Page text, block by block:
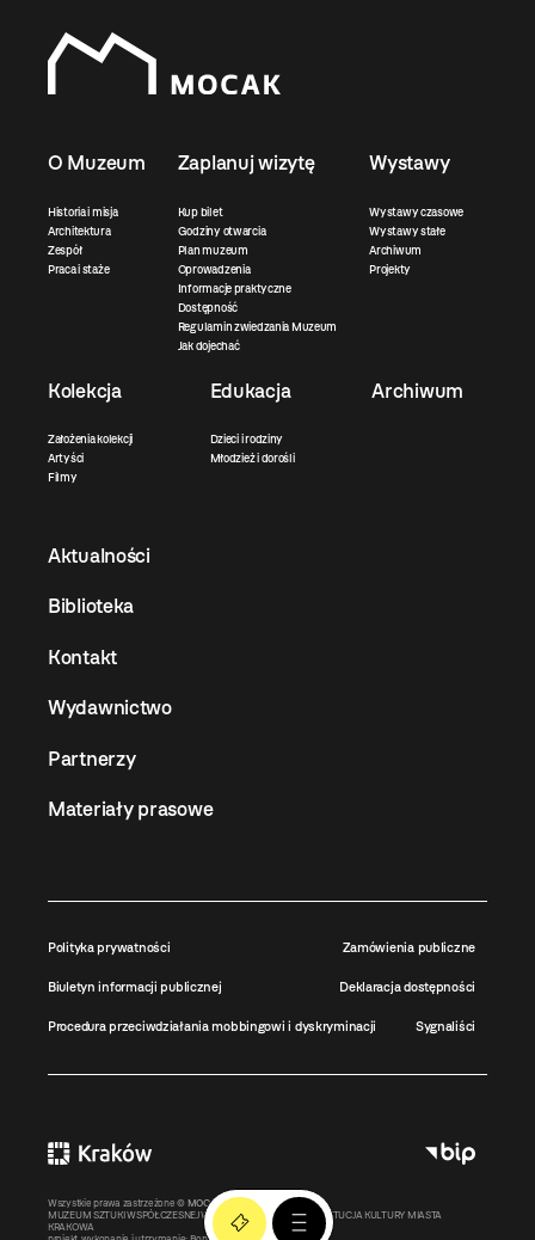
O Muzeum
Historia i misja
Architektura
Zespół
Praca i staże
Zaplanuj wizytę
Kup bilet
Godziny otwarcia
Plan muzeum
Oprowadzenia
Informacje praktyczne
Dostępność
Regulamin zwiedzania Muzeum
Jak dojechać
Wystawy
Wystawy czasowe
Wystawy stałe
Archiwum
Projekty
Kolekcja
Założenia kolekcji
Artyści
Filmy
Edukacja
Dzieci i rodziny
Młodzież i dorośli
Archiwum
Aktualności
Biblioteka
Kontakt
Wydawnictwo
Partnerzy
Materiały prasowe
Polityka prywatności Zamówienia publiczne
Biuletyn informacji publicznej Deklaracja dostępności
Procedura przeciwdziałania mobbingowi i dyskryminacji Sygnaliści
Wszystkie prawa zastrzeżone © MOCAK2011-2026
MUZEUM SZTUKI WSPÓŁCZESNEJ W KRAKOWIE MOCAK – INSTYTUCJA KULTURY MIASTA
KRAKOWA